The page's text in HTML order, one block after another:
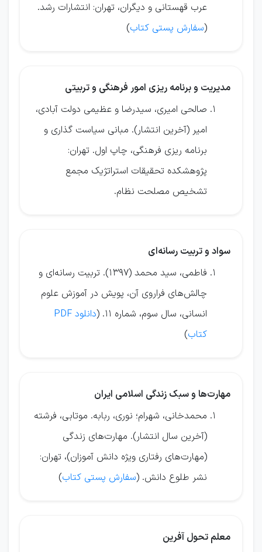
عرب قهستانی و دیگران، تهران: انتشارات رشد.
(سفارش پستی کتاب)
مدیریت و برنامه ریزی امور فرهنگی و تربیتی
صالحی امیری، سیدرضا و عظیمی دولت آبادی،
امیر (آخرین انتشار). مبانی سیاست گذاری و
برنامه ریزی فرهنگی، چاپ اول. تهران:
پژوهشکده تحقیقات استراتژیک مجمع
تشخیص مصلحت نظام.
سواد و تربیت رسانه‌ای
فاطمی، سید محمد (1397). تربیت رسانه‌ای و
چالش‌های فراروی آن، پویش در آموزش علوم
انسانی، سال سوم، شماره 11. (
دانلود PDF
کتاب)
مهارت‌ها و سبک زندگی اسلامی ایران
محمدخانی، شهرام؛ نوری، ربابه. موتابی، فرشته
(آخرین سال انتشار). مهارت‌های زندگی
(مهارت‌های رفتاری ویژه دانش آموزان)، تهران:
نشر طلوع دانش. (سفارش پستی کتاب)
معلم تحول آفرین